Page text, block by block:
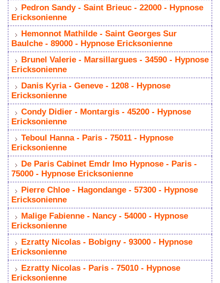
Pedron Sandy - Saint Brieuc - 22000 - Hypnoe
Erickonienne
Hemonnot Mathilde - Saint George Sur
Baulche - 89000 - Hypnoe Erickonienne
Brunel Valerie - Marillargue - 34590 - Hypnoe
Erickonienne
Dani Kyria - Geneve - 1208 - Hypnoe
Erickonienne
Condy Didier - Montargi - 45200 - Hypnoe
Erickonienne
Teboul Hanna - Pari - 75011 - Hypnoe
Erickonienne
De Pari Cabinet Emdr Imo Hypnoe - Pari -
75000 - Hypnoe Erickonienne
Pierre Chloe - Hagondange - 57300 - Hypnoe
Erickonienne
Malige Fabienne - Nancy - 54000 - Hypnoe
Erickonienne
Ezratty Nicola - Bobigny - 93000 - Hypnoe
Erickonienne
Ezratty Nicola - Pari - 75010 - Hypnoe
Erickonienne